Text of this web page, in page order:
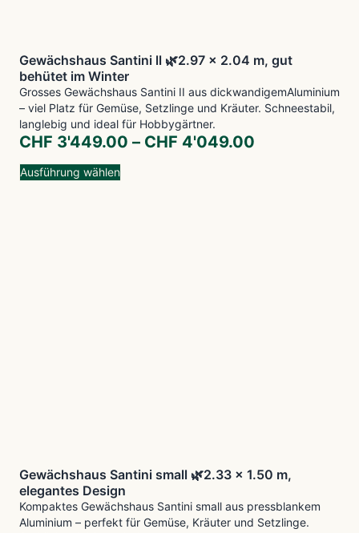
Gewächshaus Santini ll 🌿2.97 x 2.04 m, gut
behütet im Winter
Grosses Gewächshaus Santini II aus dickwandigemAluminium
– viel Platz für Gemüse, Setzlinge und Kräuter. Schneestabil,
langlebig und ideal für Hobbygärtner.
CHF 3'449.00 – CHF 4'049.00
Ausführung wählen
Gewächshaus Santini small 🌿2.33 x 1.50 m,
elegantes Design
Kompaktes Gewächshaus Santini small aus pressblankem
Aluminium – perfekt für Gemüse, Kräuter und Setzlinge.